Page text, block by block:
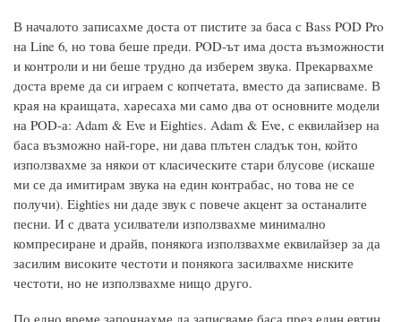
В началото записахме доста от пистите за баса с Bass POD Pro
на Line 6, но това беше преди. POD-ът има доста възможности
и контроли и ни беше трудно да изберем звука. Прекарвахме
доста време да си играем с копчетата, вместо да записваме. В
края на краищата, харесаха ми само два от основните модели
на POD-а: Adam & Eve и Eighties. Adam & Eve, с еквилайзер на
баса възможно най-горе, ни дава плътен сладък тон, който
използвахме за някои от класическите стари блусове (искаше
ми се да имитирам звука на един контрабас, но това не се
получи). Eighties ни даде звук с повече акцент за останалите
песни. И с двата усилватели използвахме минимално
компресиране и драйв, понякога използвахме еквилайзер за да
засилим високите честоти и понякога засилвахме ниските
честоти, но не използвахме нищо друго.
По едно време започнахме да записваме баса през един евтин